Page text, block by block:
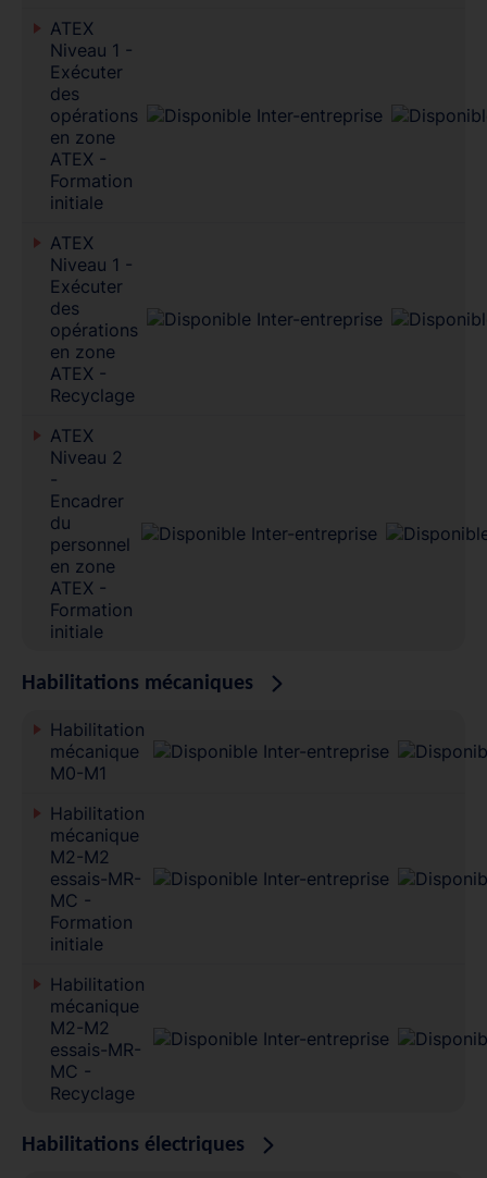
ATEX
Niveau 1 -
Exécuter
des
opérations
en zone
ATEX -
Formation
initiale
ATEX
Niveau 1 -
Exécuter
des
opérations
en zone
ATEX -
Recyclage
ATEX
Niveau 2
-
Encadrer
du
personnel
en zone
ATEX -
Formation
initiale
Habilitations mécaniques
Habilitation
mécanique
M0-M1
Habilitation
mécanique
M2-M2
essais-MR-
MC -
Formation
initiale
Habilitation
mécanique
M2-M2
essais-MR-
MC -
Recyclage
Habilitations électriques